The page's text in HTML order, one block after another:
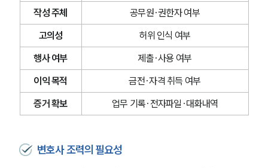
뉴스레터/브로슈어
세미나
대륜법률상담예약
대륜법률상담예약
작성 주체
공무원·권한자 여부
고의성
허위 인식 여부
행사 여부
제출·사용 여부
이익 목적
금전·자격 취득 여부
증거 확보
업무 기록·전자파일·대화내역
변호사 조력의 필요성